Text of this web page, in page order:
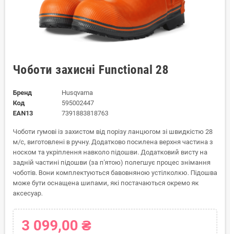
Чоботи захисні Functional 28
Бренд
Husqvarna
Код
595002447
EAN13
7391883818763
Чоботи гумові із захистом від порізу ланцюгом зі швидкістю 28
м/с, виготовлені в ручну. Додатково посилена верхня частина з
носком та укріплення навколо підошви. Додатковий висту на
задній частині підошви (за п'ятою) полегшує процес знімання
чоботів. Вони комплектуються бавовняною устілколкю. Підошва
може бути оснащена шипами, які постачаються окремо як
аксесуар.
3 099,00 ₴